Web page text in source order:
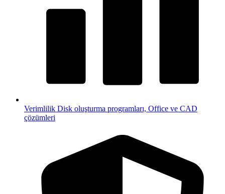
Verimlilik Disk oluşturma programları, Office ve CAD
çözümleri